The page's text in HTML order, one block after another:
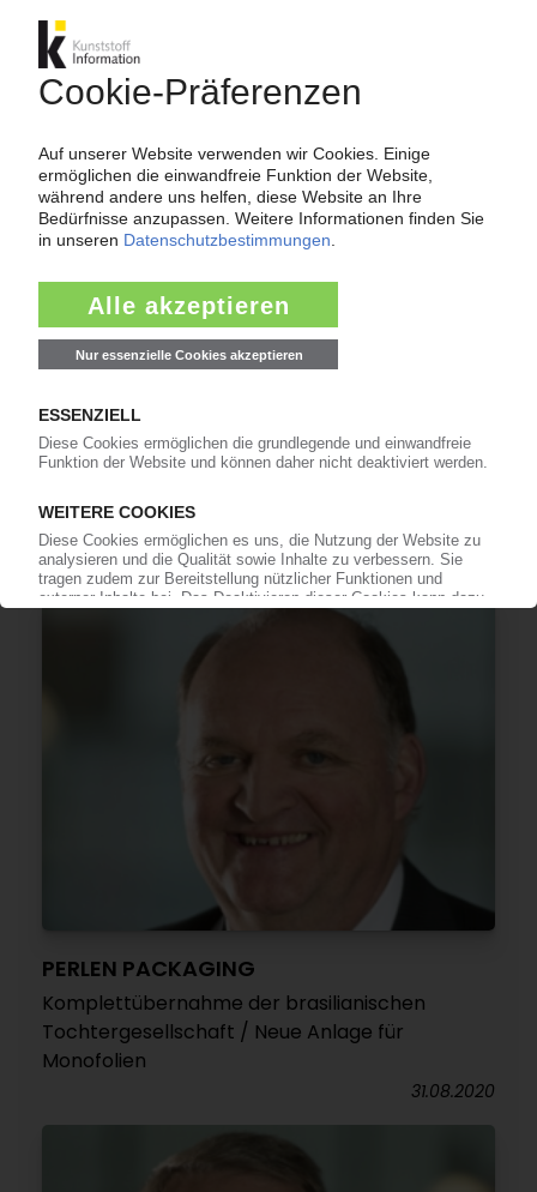
werden
PERLEN PACKAGING
Follow-up: Folienhersteller nimmt Produktion
nach Hacker-Angriff wieder auf
13.01.2022
PERLEN PACKAGING
Komplettübernahme der brasilianischen
Tochtergesellschaft / Neue Anlage für
Monofolien
31.08.2020